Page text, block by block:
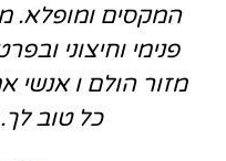
המקסים ומופלא.
פנימי וחיצוני
מזור הולם ו אנשי
כל טוב